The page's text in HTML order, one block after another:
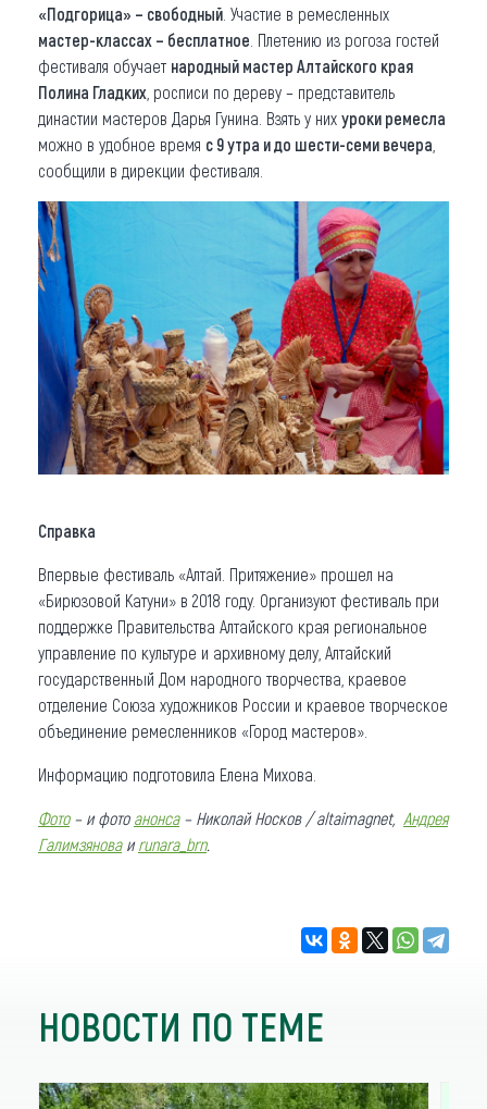
«Подгорица» – свободный . Участие в ремесленных
мастер-классах – бесплатное . Плетению из рогоза гостей
фестиваля обучает народный мастер Алтайского края
Полина Гладких , росписи по дереву – представитель
династии мастеров Дарья Гунина. Взять у них уроки ремесла
можно в удобное время с 9 утра и до шести-семи вечера
сообщили в дирекции фестиваля.
Справка
Впервые фестиваль «Алтай. Притяжение» прошел на
«Бирюзовой Катуни» в 2018 году. Организуют фестиваль при
поддержке Правительства Алтайского края региональное
управление по культуре и архивному делу, Алтайский
государственный Дом народного творчества, краевое
отделение Союза художников России и краевое творческое
объединение ремесленников «Город мастеров».
Информацию подготовила Елена Михова.
Фото– и фото анонса– Николай Носков / altaimagnet, Андрея
Галимзяноваи runara_brn.
НОВОСТИ ПО ТЕМЕ